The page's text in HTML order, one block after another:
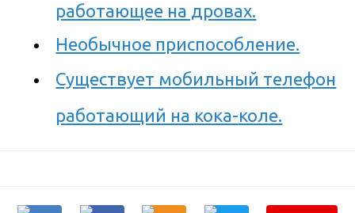
работающее на дровах.
Необычное приспособление.
Существует мобильный телефон
работающий на кока-коле.